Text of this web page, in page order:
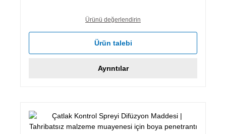
Ürünü değerlendirin
Ürün talebi
Ayrıntılar